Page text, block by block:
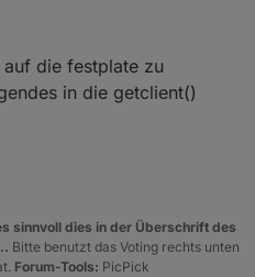
die festplate zu
in die getclient()
sinnvoll dies in der Überschrift des
Bitte benutzt das Voting rechts unten
Forum-Tools: PicPick